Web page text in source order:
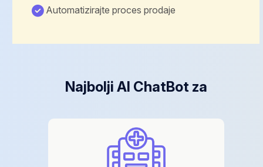
Automatizirajte proces prodaje
Najbolji AI ChatBot za